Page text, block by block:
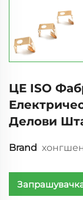
ЦЕ ISO
Делови
Brand